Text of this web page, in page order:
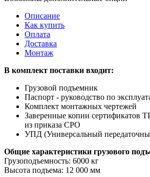
Описание
Как купить
Оплата
Доставка
Монтаж
В комплект поставки входит:
Грузовой подъемник
Паспорт - руководство по
Комплект монтажных чертежей
Заверенные копии сертификатов
из приказа СРО
УПД (Универсальный
Общие характеристики грузового
Грузоподъемность: 6000 кг
Высота подъема: 12 000 мм